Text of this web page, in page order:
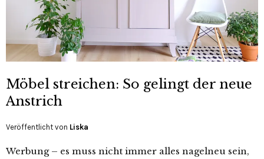
Möbel streichen: So gelingt der neue
Anstrich
Veröffentlicht von Liska
Werbung – es muss nicht immer alles nagelneu sein,